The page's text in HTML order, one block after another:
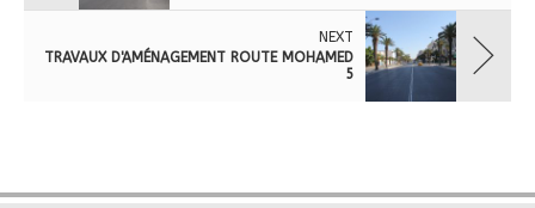
NEXT
TRAVAUX D'AMÉNAGEMENT ROUTE MOHAMED
5